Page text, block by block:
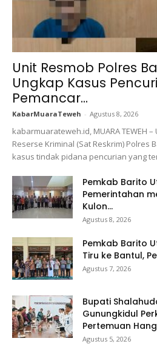
Unit Resmob Polres
Ungkap Kasus
Pemancar...
KabarMuaraTeweh - Agustus 8, 2026
kabarmuarateweh.id, MUARA TEWEH
Reserse Kriminal (Sat Reskrim) Polres
kasus tindak pidana pencurian yang
Pemkab Barito
Pemerintahan
Kulon...
Agustus 8, 2026
Pemkab Barito
Tiru ke Bantul,
Agustus 7, 2026
Bupati
Gunungkidul
Pertemuan
Agustus 5, 2026